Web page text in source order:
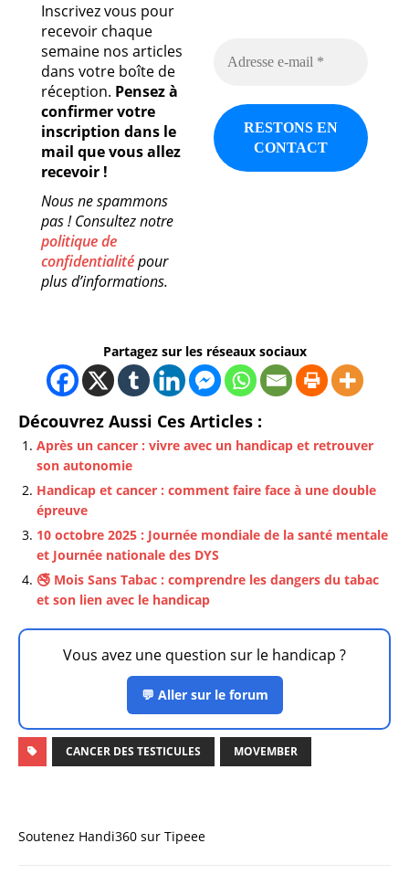
Inscrivez vous pour
recevoir chaque
semaine nos articles
dans votre boîte de
réception. Pensez à
confirmer votre
inscription dans le
mail que vous allez
recevoir !
Nous ne spammons
pas ! Consultez notre
politique de
confidentialitépour
plus d’informations.
Partagez sur les réseaux sociaux
Découvrez Aussi Ces Articles :
Après un cancer : vivre avec un handicap et retrouver
son autonomie
Handicap et cancer : comment faire face à une double
épreuve
10 octobre 2025 : Journée mondiale de la santé mentale
et Journée nationale des DYS
🚭 Mois Sans Tabac : comprendre les dangers du tabac
et son lien avec le handicap
Vous avez une question sur le handicap ?
💬 Aller sur le forum
CANCER DES TESTICULES MOVEMBER
Soutenez Handi360 sur Tipeee